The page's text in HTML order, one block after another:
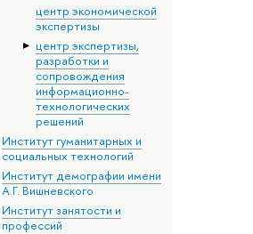
центр экономической
экспертизы
центр экспертизы,
разработки и
сопровождения
информационно-
технологических
решений
Институт гуманитарных и
социальных технологий
Институт демографии имени
А.Г. Вишневского
Институт занятости и
профессий